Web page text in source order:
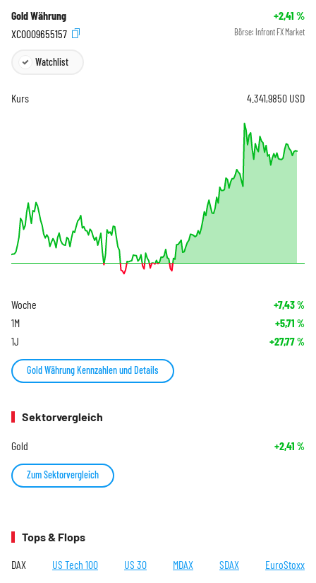
Gold Währung +2,41 %
XC0009655157
Börse: Infront FX Market
Watchlist
Kurs 4.341,9850 USD
Woche +7,43%
1M +5,71 %
1J +27,77%
Gold Währung Kennzahlen und Details
Sektorvergleich
Gold +2,41 %
Zum Sektorvergleich
Tops & Flops
DAX US Tech 100 US 30 MDAX SDAX EuroStoxx